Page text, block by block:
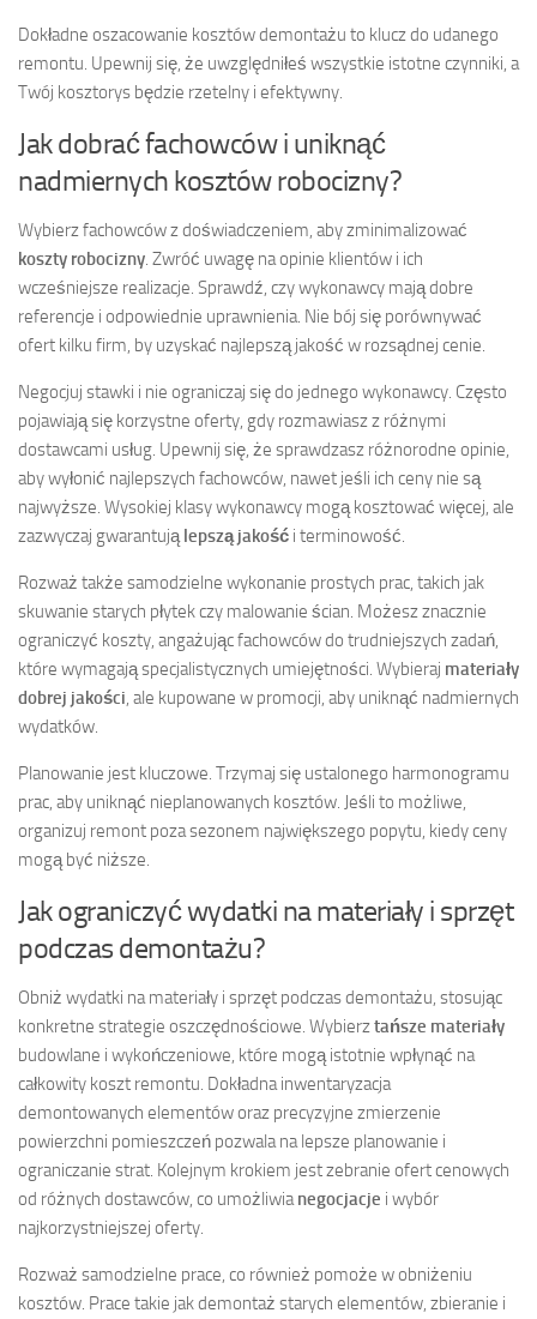
Dokładne oszacowanie kosztów demontażu to klucz do udanego
remontu. Upewnij się, że uwzględniłeś wszystkie istotne czynniki, a
Twój kosztorys będzie rzetelny i efektywny.
Jak dobrać fachowców i uniknąć
nadmiernych kosztów robocizny?
Wybierz fachowców z doświadczeniem, aby zminimalizować
koszty robocizny. Zwróć uwagę na opinie klientów i ich
wcześniejsze realizacje. Sprawdź, czy wykonawcy mają dobre
referencje i odpowiednie uprawnienia. Nie bój się porównywać
ofert kilku firm, by uzyskać najlepszą jakość w rozsądnej cenie.
Negocjuj stawki i nie ograniczaj się do jednego wykonawcy. Często
pojawiają się korzystne oferty, gdy rozmawiasz z różnymi
dostawcami usług. Upewnij się, że sprawdzasz różnorodne opinie,
aby wyłonić najlepszych fachowców, nawet jeśli ich ceny nie są
najwyższe. Wysokiej klasy wykonawcy mogą kosztować więcej, ale
zazwyczaj gwarantująlepszą jakość i terminowość.
Rozważ także samodzielne wykonanie prostych prac, takich jak
skuwanie starych płytek czy malowanie ścian. Możesz znacznie
ograniczyć koszty, angażując fachowców do trudniejszych zadań,
które wymagają specjalistycznych umiejętności. Wybieraj materiały
dobrej jakości, ale kupowane w promocji, aby uniknąć nadmiernych
wydatków.
Planowanie jest kluczowe. Trzymaj się ustalonego harmonogramu
prac, aby uniknąć nieplanowanych kosztów. Jeśli to możliwe,
organizuj remont poza sezonem największego popytu, kiedy ceny
mogą być niższe.
Jak ograniczyć wydatki na materiały i sprzęt
podczas demontażu?
Obniż wydatki na materiały i sprzęt podczas demontażu, stosując
konkretne strategie oszczędnościowe. Wybierztańsze materiały
budowlane i wykończeniowe, które mogą istotnie wpłynąć na
całkowity koszt remontu. Dokładna inwentaryzacja
demontowanych elementów oraz precyzyjne zmierzenie
powierzchni pomieszczeń pozwala na lepsze planowanie i
ograniczanie strat. Kolejnym krokiem jest zebranie ofert cenowych
od różnych dostawców, co umożliwianegocjacje i wybór
najkorzystniejszej oferty.
Rozważ samodzielne prace, co również pomoże w obniżeniu
kosztów. Prace takie jak demontaż starych elementów, zbieranie i